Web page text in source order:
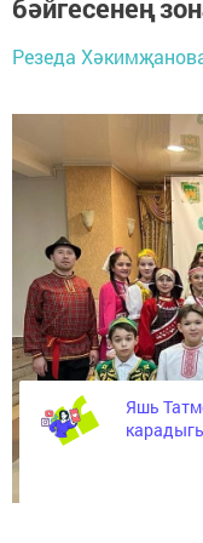
бәйгесенең
Резеда
Яшь